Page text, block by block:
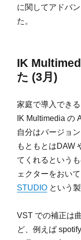
に関してアドバ
た。
IK
た (3月)
家庭で導入でき
IK Multimedia の
自分はバージョ
もともとはDAW
てくれるという
ェクターをおい
STUDIO という
VST での補正は
ど、例えば